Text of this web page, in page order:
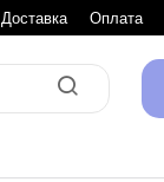
Доставка Оплата